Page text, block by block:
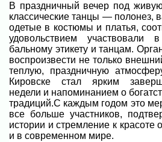
В праздничный вечер под
классические танцы — полонез,
одетые в костюмы и платья,
удовольствием участвовали
бальному этикету и танцам.
воспроизвести не только
теплую, праздничную
Кировске стал ярким
недели и напоминанием о
традиций.С каждым годом это
все больше участников,
истории и стремление к красоте
и в современном мире.